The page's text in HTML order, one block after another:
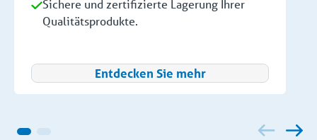
Sichere und zertifizierte Lagerung Ihrer
Qualitätsprodukte.
Entdecken Sie mehr